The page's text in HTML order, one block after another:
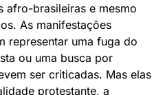
afro-brasileiras e mesmo
As manifestações
representar uma fuga do
ou uma busca por
ser criticadas. Mas elas
protestante, a